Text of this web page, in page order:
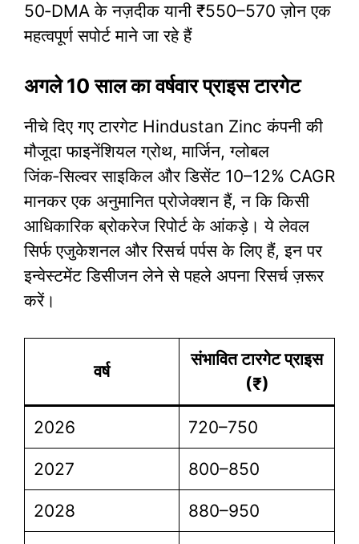
50‑DMA के नज़दीक यानी ₹550–570 ज़ोन एक
महत्वपूर्ण सपोर्ट माने जा रहे हैं
अगले 10 साल का वर्षवार प्राइस टारगेट
नीचे दिए गए टारगेट Hindustan Zinc कंपनी की
मौजूदा फाइनेंशियल ग्रोथ, मार्जिन, ग्लोबल
जिंक‑सिल्वर साइकिल और डिसेंट 10–12% CAGR
मानकर एक अनुमानित प्रोजेक्शन हैं, न कि किसी
आधिकारिक ब्रोकरेज रिपोर्ट के आंकड़े। ये लेवल
सिर्फ एजुकेशनल और रिसर्च पर्पस के लिए हैं, इन पर
इन्वेस्टमेंट डिसीजन लेने से पहले अपना रिसर्च ज़रूर
करें।
वर्ष
संभावित टारगेट प्राइस
(₹)
2026 720–750
2027 800–850
2028 880–950